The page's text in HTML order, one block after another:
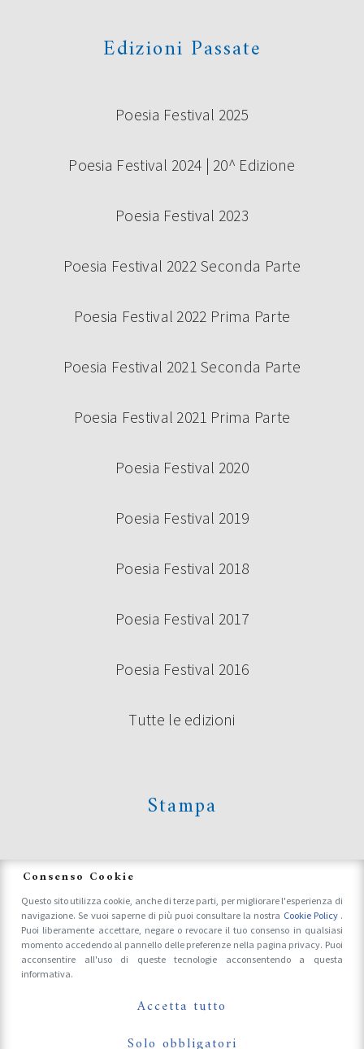
Edizioni Passate
Poesia Festival 2025
Poesia Festival 2024 | 20^ Edizione
Poesia Festival 2023
Poesia Festival 2022 Seconda Parte
Poesia Festival 2022 Prima Parte
Poesia Festival 2021 Seconda Parte
Poesia Festival 2021 Prima Parte
Poesia Festival 2020
Poesia Festival 2019
Poesia Festival 2018
Poesia Festival 2017
Poesia Festival 2016
Tutte le edizioni
Stampa
Accrediti Stampa e Fotografi
Follow Us On
Consenso Cookie
Questo sito utilizza cookie, anche di terze parti, per migliorare l'esperienza di
navigazione. Se vuoi saperne di più puoi consultare la nostra Cookie Policy .
Puoi liberamente accettare, negare o revocare il tuo consenso in qualsiasi
momento accedendo al pannello delle preferenze nella pagina privacy. Puoi
acconsentire all'uso di queste tecnologie acconsentendo a questa
informativa.
Accetta tutto
Solo obbligatori